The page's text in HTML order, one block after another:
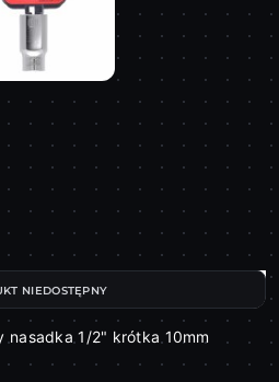
nasadka 1/2" krótka 10mm
NIEDOSTĘPNY